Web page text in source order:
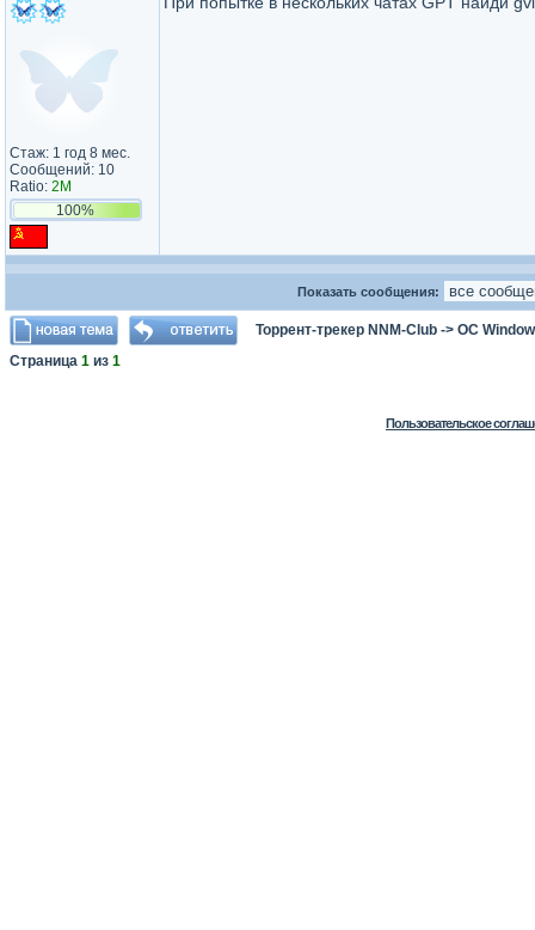
Стаж: 1 год 8 мес.
Сообщений: 10
Ratio: 2M
100%
Показать сообщения:
Торрент-трекер NNM-Club -> ОС
Страница 1 из 1
Пользовательское